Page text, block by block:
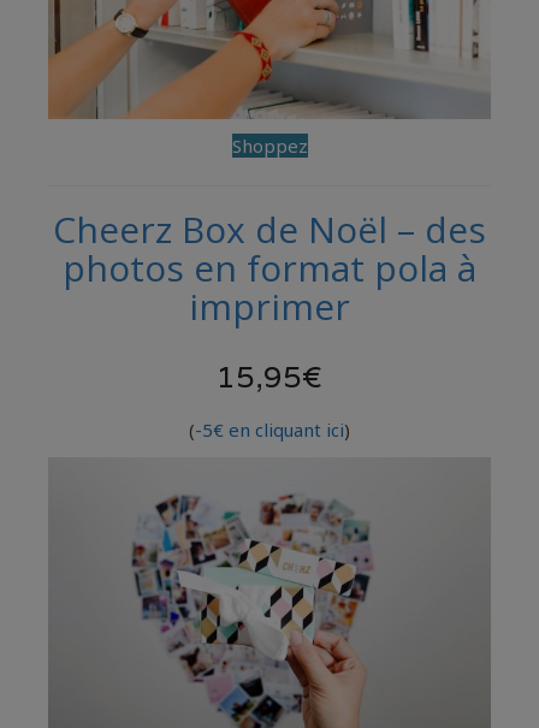
Shoppez
Cheerz Box de Noël – des
photos en format pola à
imprimer
15,95€
(-5€ en cliquant ici)